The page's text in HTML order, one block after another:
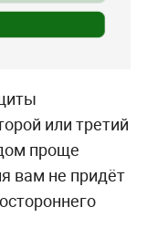
или третий
проще
вам не придёт